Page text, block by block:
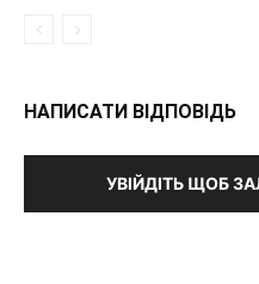
НАПИСАТИ ВІДПОВІДЬ
УВІЙДІТЬ ЩОБ